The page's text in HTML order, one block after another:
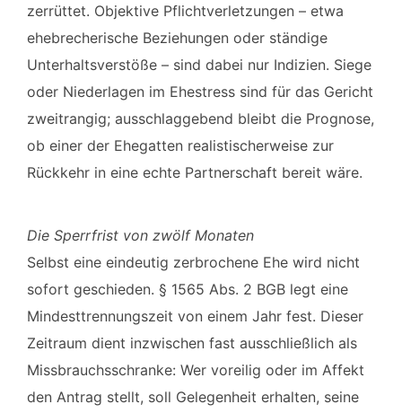
zerrüttet. Objektive Pflichtverletzungen – etwa
ehebrecherische Beziehungen oder ständige
Unterhaltsverstöße – sind dabei nur Indizien. Siege
oder Niederlagen im Ehestress sind für das Gericht
zweitrangig; ausschlaggebend bleibt die Prognose,
ob einer der Ehegatten realistischerweise zur
Rückkehr in eine echte Partnerschaft bereit wäre.
Die Sperrfrist von zwölf Monaten
Selbst eine eindeutig zerbrochene Ehe wird nicht
sofort geschieden. § 1565 Abs. 2 BGB legt eine
Mindesttrennungszeit von einem Jahr fest. Dieser
Zeitraum dient inzwischen fast ausschließlich als
Missbrauchsschranke: Wer voreilig oder im Affekt
den Antrag stellt, soll Gelegenheit erhalten, seine